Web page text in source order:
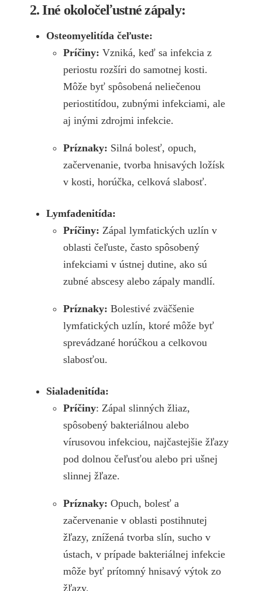
2. Iné okoločeľustné zápaly:
Osteomyelitída čeľuste:
Príčiny: Vzniká, keď sa infekcia z
periostu rozšíri do samotnej kosti.
Môže byť spôsobená neliečenou
periostitídou, zubnými infekciami, ale
aj inými zdrojmi infekcie.
Príznaky: Silná bolesť, opuch,
začervenanie, tvorba hnisavých ložísk
v kosti, horúčka, celková slabosť.
Lymfadenitída:
Príčiny: Zápal lymfatických uzlín v
oblasti čeľuste, často spôsobený
infekciami v ústnej dutine, ako sú
zubné abscesy alebo zápaly mandlí.
Príznaky: Bolestivé zväčšenie
lymfatických uzlín, ktoré môže byť
sprevádzané horúčkou a celkovou
slabosťou.
Sialadenitída:
Príčiny: Zápal slinných žliaz,
spôsobený bakteriálnou alebo
vírusovou infekciou, najčastejšie žľazy
pod dolnou čeľusťou alebo pri ušnej
slinnej žľaze.
Príznaky: Opuch, bolesť a
začervenanie v oblasti postihnutej
žľazy, znížená tvorba slín, sucho v
ústach, v prípade bakteriálnej infekcie
môže byť prítomný hnisavý výtok zo
žľazy.